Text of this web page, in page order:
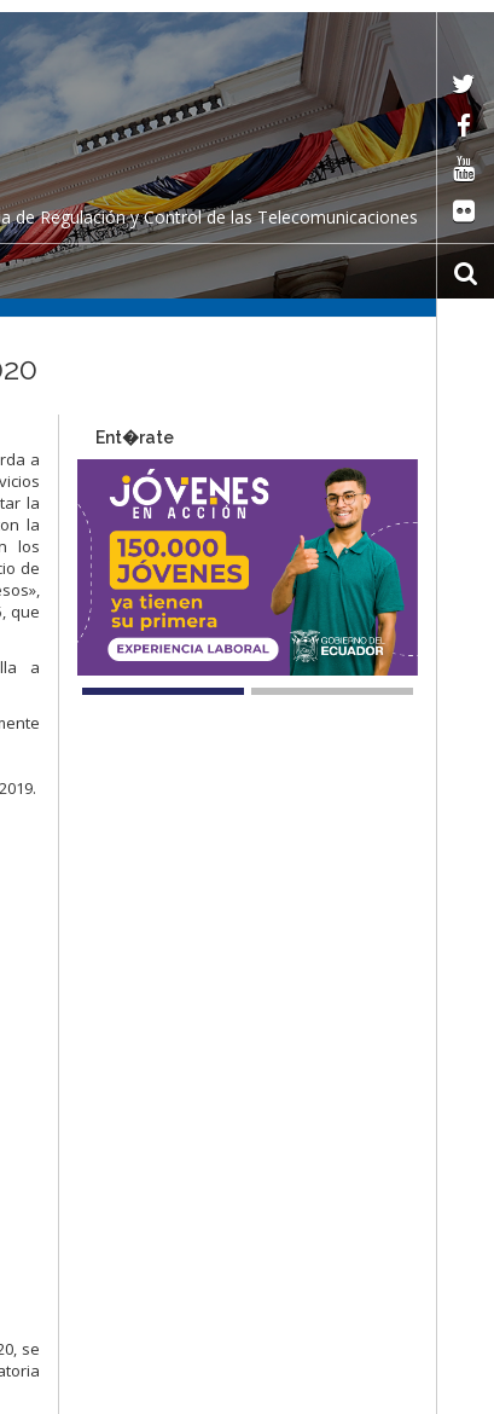
de Regulación y Control de las Telecomunicaciones
a
la
la
los
de
que
a
se
Ent�rate